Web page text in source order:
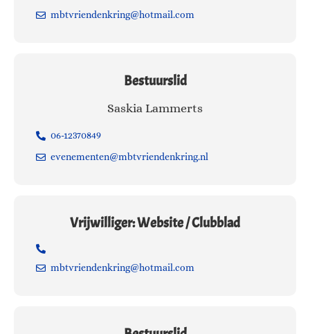
mbtvriendenkring@hotmail.com
Bestuurslid
Saskia Lammerts
06-12370849
evenementen@mbtvriendenkring.nl
Vrijwilliger: Website / Clubblad
mbtvriendenkring@hotmail.com